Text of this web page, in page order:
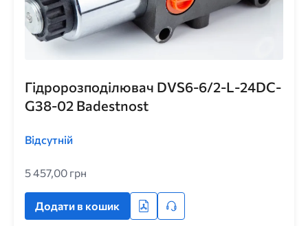
Гідророзподілювач DVS6-6/2-L-24DC-
G38-02 Badestnost
Відсутній
5 457,00 грн
Додати в кошик